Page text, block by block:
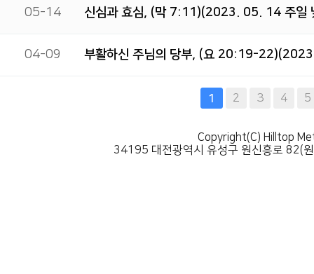
05-14 신심과 효심, (막 7:11)(2023. 05. 14 주일
04-09 부활하신 주님의 당부, (요 20:19-
1 2 3 4 5
Copyright(C) Hilltop
34195 대전광역시 유성구 원신흥로